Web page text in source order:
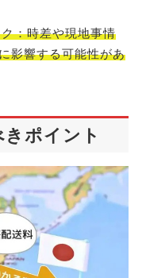
：時差や現地事情
影響する可能性があ
ポイント